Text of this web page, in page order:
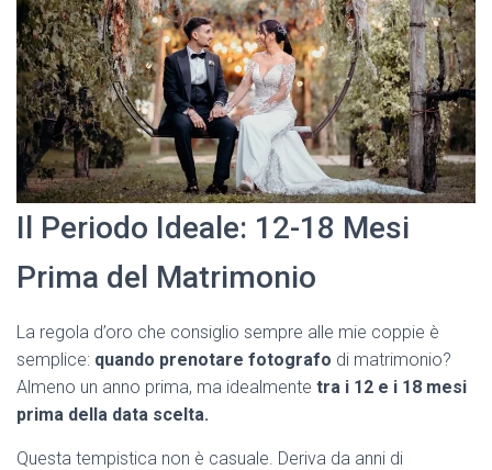
Il Periodo Ideale: 12-18 Mesi
Prima del Matrimonio
La regola d’oro che consiglio sempre alle mie coppie è
semplice: quando prenotare fotografo di matrimonio?
Almeno un anno prima, ma idealmente tra i 12 e i 18 mesi
prima della data scelta.
Questa tempistica non è casuale. Deriva da anni di